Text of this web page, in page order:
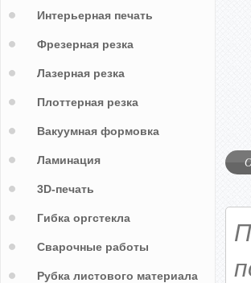
Интерьерная печать
Фрезерная резка
Лазерная резка
Плоттерная резка
Вакуумная формовка
Ламинация
3D-печать
Гибка оргстекла
Сварочные работы
Рубка листового материала